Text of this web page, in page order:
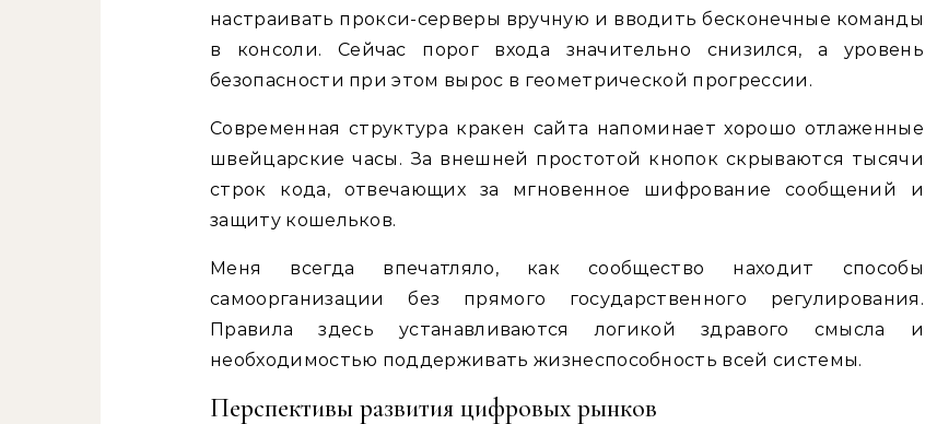
настраивать прокси-серверы вручную и вводить бесконечные команды
в консоли. Сейчас порог входа значительно снизился, а уровень
безопасности при этом вырос в геометрической прогрессии.
Современная структура кракен сайта напоминает хорошо отлаженные
швейцарские часы. За внешней простотой кнопок скрываются тысячи
строк кода, отвечающих за мгновенное шифрование сообщений и
защиту кошельков.
Меня всегда впечатляло, как сообщество находит способы
самоорганизации без прямого государственного регулирования.
Правила здесь устанавливаются логикой здравого смысла и
необходимостью поддерживать жизнеспособность всей системы.
Перспективы развития цифровых рынков